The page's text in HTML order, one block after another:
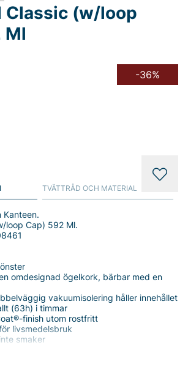
Classic (w/loop
Ml
-36%
Kanteen.
loop Cap) 592 Ml.
omdesignad ögelkork, bärbar med en
vakuumisolering håller innehållet
(63h) i timmar
finish utom rostfritt
livsmedelsbruk
smaker
is, lätt att fylla på och hälla ur
TVÄTTRÅD OCH MATERIAL